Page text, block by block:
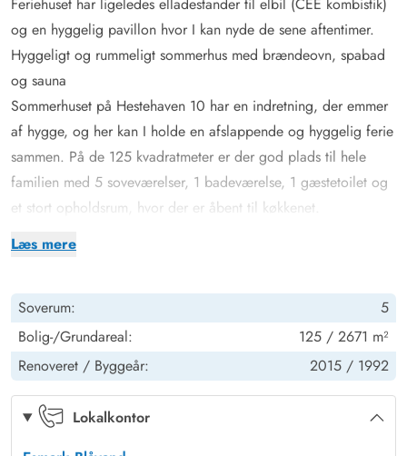
Læs mere
og en hyggelig pavillon hvor I kan nyde de sene aftentimer.
Hyggeligt og rummeligt sommerhus med brændeovn, spabad
og sauna
Sommerhuset på Hestehaven 10 har en indretning, der emmer
af hygge, og her kan I holde en afslappende og hyggelig ferie
sammen. På de 125 kvadratmeter er der god plads til hele
familien med 5 soveværelser, 1 badeværelse, 1 gæstetoilet og
et stort opholdsrum, hvor der er åbent til køkkenet.
Hele herligheden varmes op af en energivenlig varmepumpe,
med sin knitren.
Det indendørs højdepunkt finder I på badeværelset, hvor der
står et lækkert spabad klar til jer. Her kan I forkæle jer selv
med masser af afslapning på ferien. Som om det ikke var nok,
så er der fra badeværelset også adgang til en skøn sauna, der
Soverum:
5
Bolig-/Grundareal:
125 / 2671 m²
Renoveret / Byggeår: 2015 / 1992
Lokalkontor